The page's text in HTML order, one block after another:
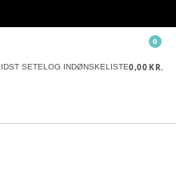
SETELOG INDØNSKELISTE0,00 KR.
0